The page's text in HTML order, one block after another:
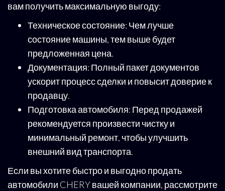
вам получить максимальную выгоду:
Техническое состояние: Чем лучше
состояние машины, тем выше будет
предложенная цена.
Документация: Полный пакет документов
ускорит процесс сделки и повысит доверие к
продавцу.
Подготовка автомобиля: Перед продажей
рекомендуется произвести чистку и
минимальный ремонт, чтобы улучшить
внешний вид транспорта.
Если вы хотите быстро и выгодно продать
автомобили CHERY вашей компании, рассмотрите